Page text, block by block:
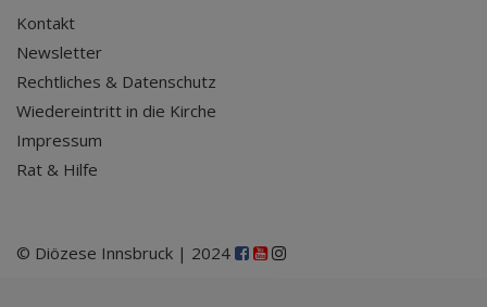
Kontakt
Newsletter
Rechtliches & Datenschutz
Wiedereintritt in die Kirche
Impressum
Rat & Hilfe
© Diözese Innsbruck | 2024